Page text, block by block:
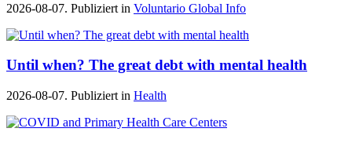
2026-08-07. Publiziert in Voluntario Global Info
Until when? The great debt with mental health
2026-08-07. Publiziert in Health